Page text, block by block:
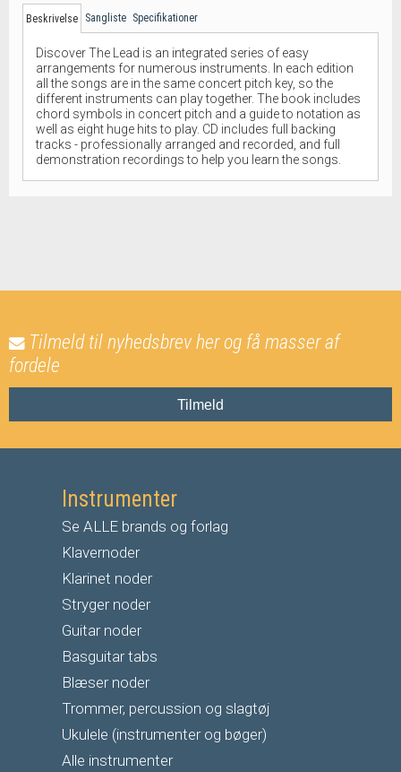
Beskrivelse Sangliste Specifikationer
Discover The Lead is an integrated series of easy
arrangements for numerous instruments. In each edition
all the songs are in the same concert pitch key, so the
different instruments can play together. The book includes
chord symbols in concert pitch and a guide to notation as
well as eight huge hits to play. CD includes full backing
tracks - professionally arranged and recorded, and full
demonstration recordings to help you learn the songs.
Tilmeld til nyhedsbrev her og få masser af
fordele
Tilmeld
Instrumenter
Se ALLE brands og forlag
Klavernoder
Klarinet noder
Stryger noder
Guitar noder
Basguitar tabs
Blæser noder
Trommer, percussion og slagtøj
Ukulele (instrumenter og bøger)
Alle instrumenter